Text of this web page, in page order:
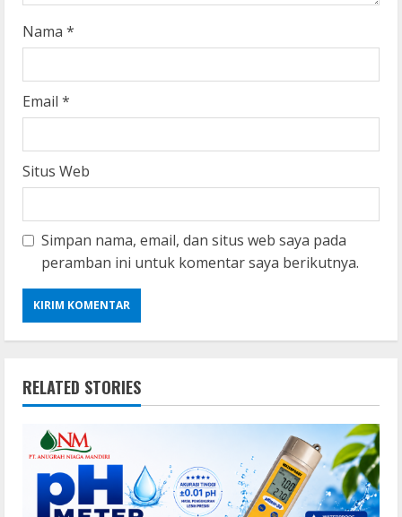
g
Nama *
Email *
Situs Web
Simpan nama, email, dan situs web saya pada
peramban ini untuk komentar saya berikutnya.
RELATED STORIES